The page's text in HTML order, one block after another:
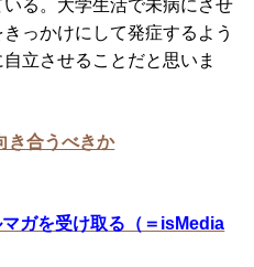
る。大学生活で未病にさせ
っかけにして発症するよう
立させることだと思いま
き合うべきか
ガを受け取る（＝isMedia